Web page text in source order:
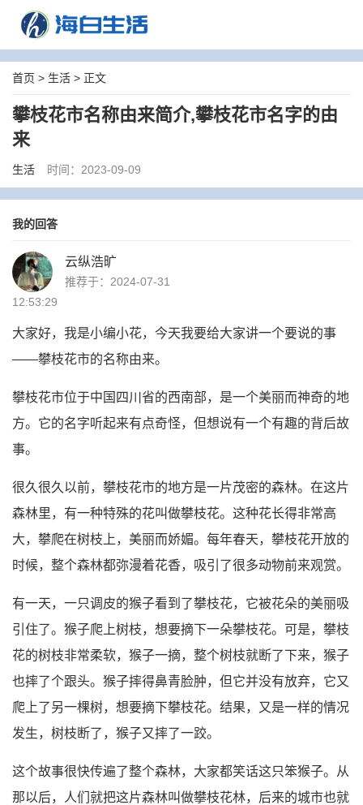
首页 > 生活 > 正文
攀枝花市名称由来简介,攀枝花市名字的由
来
生活 时间：2023-09-09
我的回答
云纵浩旷
推荐于：2024-07-31
12:53:29
大家好，我是小编小花，今天我要给大家讲一个要说的事
——攀枝花市的名称由来。
攀枝花市位于中国四川省的西南部，是一个美丽而神奇的地
方。它的名字听起来有点奇怪，但想说有一个有趣的背后故
事。
很久很久以前，攀枝花市的地方是一片茂密的森林。在这片
森林里，有一种特殊的花叫做攀枝花。这种花长得非常高
大，攀爬在树枝上，美丽而娇媚。每年春天，攀枝花开放的
时候，整个森林都弥漫着花香，吸引了很多动物前来观赏。
有一天，一只调皮的猴子看到了攀枝花，它被花朵的美丽吸
引住了。猴子爬上树枝，想要摘下一朵攀枝花。可是，攀枝
花的树枝非常柔软，猴子一摘，整个树枝就断了下来，猴子
也摔了个跟头。猴子摔得鼻青脸肿，但它并没有放弃，它又
爬上了另一棵树，想要摘下攀枝花。结果，又是一样的情况
发生，树枝断了，猴子又摔了一跤。
这个故事很快传遍了整个森林，大家都笑话这只笨猴子。从
那以后，人们就把这片森林叫做攀枝花林，后来的城市也就